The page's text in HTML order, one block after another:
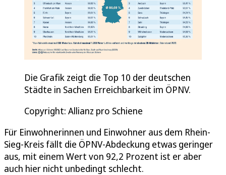
Die Grafik zeigt die Top 10 der deutschen
Städte in Sachen Erreichbarkeit im ÖPNV.
Copyright: Allianz pro Schiene
Für Einwohnerinnen und Einwohner aus dem Rhein-
Sieg-Kreis fällt die ÖPNV-Abdeckung etwas geringer
aus, mit einem Wert von 92,2 Prozent ist er aber
auch hier nicht unbedingt schlecht.